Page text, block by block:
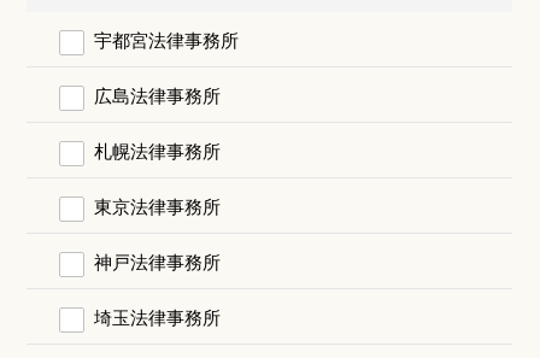
宇都宮法律事務所
広島法律事務所
札幌法律事務所
東京法律事務所
神戸法律事務所
埼玉法律事務所